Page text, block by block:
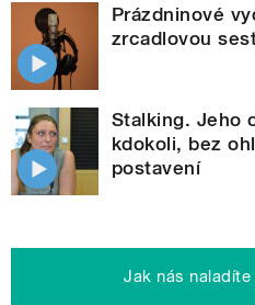
Prázdninové
zrcadlovou
Stalking. Jeho
kdokoli, bez
postavení
Jak nás naladíte